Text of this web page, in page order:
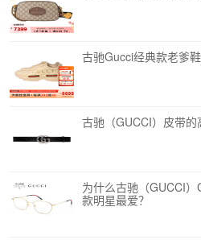
古驰Gucci经典款老爹
古驰（GUCCI）皮带的
为什么古驰（GUCCI
款明星最爱？